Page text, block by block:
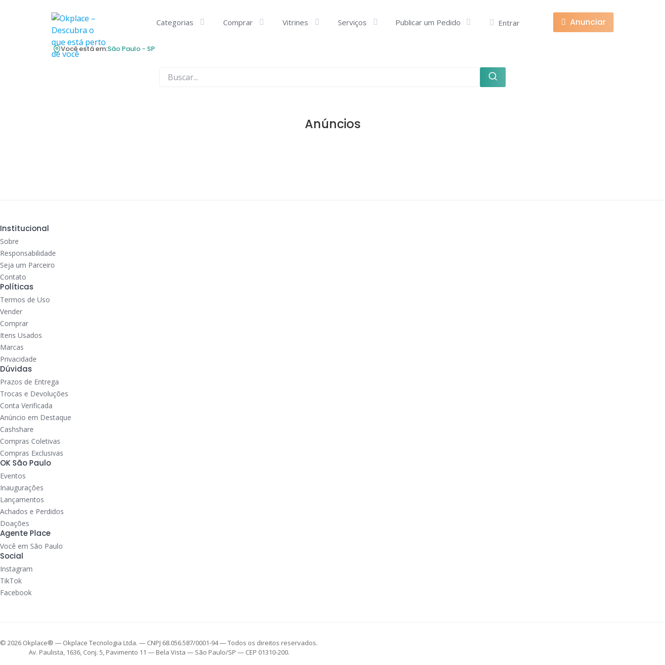
Categorias Comprar Vitrines Serviços Publicar um Pedido Entrar Anunciar
Você está em:São Paulo - SP
Anúncios
Institucional
Sobre
Responsabilidade
Seja um Parceiro
Contato
Políticas
Termos de Uso
Vender
Comprar
Itens Usados
Marcas
Privacidade
Dúvidas
Prazos de Entrega
Trocas e Devoluções
Conta Verificada
Anúncio em Destaque
Cashshare
Compras Coletivas
Compras Exclusivas
OK São Paulo
Eventos
Inaugurações
Lançamentos
Achados e Perdidos
Doações
Agente Place
Você em São Paulo
Social
Instagram
TikTok
Facebook
© 2026 Okplace® — Okplace Tecnologia Ltda. — CNPJ 68.056.587/0001-94 — Todos os direitos reservados.
Av. Paulista, 1636, Conj. 5, Pavimento 11 — Bela Vista — São Paulo/SP — CEP 01310-200.